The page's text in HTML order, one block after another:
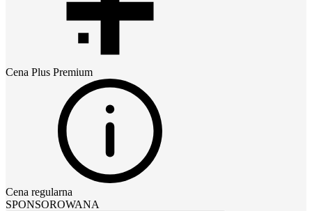
Cena Plus Premium
Cena regularna
SPONSOROWANA